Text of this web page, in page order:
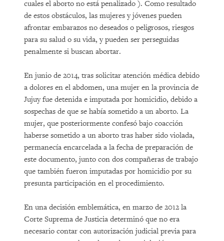
cuales el aborto no está penalizado ). Como resultado
de estos obstáculos, las mujeres y jóvenes pueden
afrontar embarazos no deseados o peligrosos, riesgos
para su salud o su vida, y pueden ser perseguidas
penalmente si buscan abortar.
En junio de 2014, tras solicitar atención médica debido
a dolores en el abdomen, una mujer en la provincia de
Jujuy fue detenida e imputada por homicidio, debido a
sospechas de que se había sometido a un aborto. La
mujer, que posteriormente confesó bajo coacción
haberse sometido a un aborto tras haber sido violada,
permanecía encarcelada a la fecha de preparación de
este documento, junto con dos compañeras de trabajo
que también fueron imputadas por homicidio por su
presunta participación en el procedimiento.
En una decisión emblemática, en marzo de 2012 la
Corte Suprema de Justicia determinó que no era
necesario contar con autorización judicial previa para